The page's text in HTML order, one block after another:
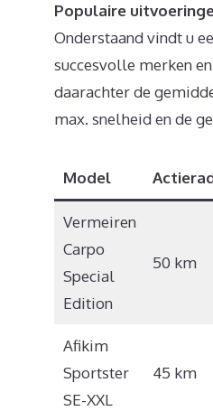
Populaire
Onderstaand vindt u
succesvolle merken
daarachter de
max. snelheid en de
Model
Vermeiren
Carpo
Special
Edition
50 km
Afikim
Sportster
SE-XXL
45 km